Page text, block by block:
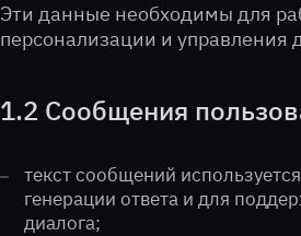
Эти данные необходимы для
персонализации и управления
1.2 Сообщения
текст сообщений
генерации ответа и для
диалога;